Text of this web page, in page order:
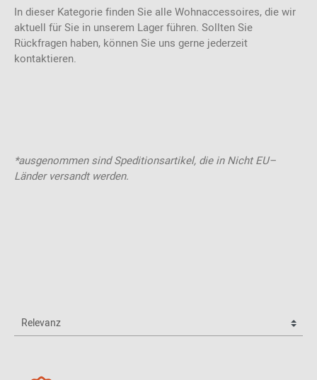
In dieser Kategorie finden Sie alle Wohnaccessoires, die wir
aktuell für Sie in unserem Lager führen. Sollten Sie
Rückfragen haben, können Sie uns gerne jederzeit
kontaktieren.
*ausgenommen sind Speditionsartikel, die in Nicht EU–
Länder versandt werden.